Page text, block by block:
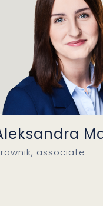
associate